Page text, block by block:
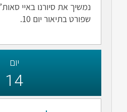
נמשיך את סיורנו באיי סאות’
שפורט בתיאור יום 10.
יום
14